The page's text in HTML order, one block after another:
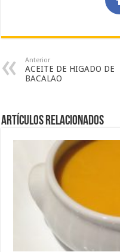
Anterior
ACEITE DE HIGADO DE
BACALAO
Artículos Relacionados